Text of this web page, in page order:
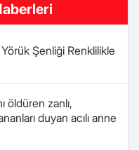
Şenliği Renklilikle
öldüren zanlı,
duyan acılı anne